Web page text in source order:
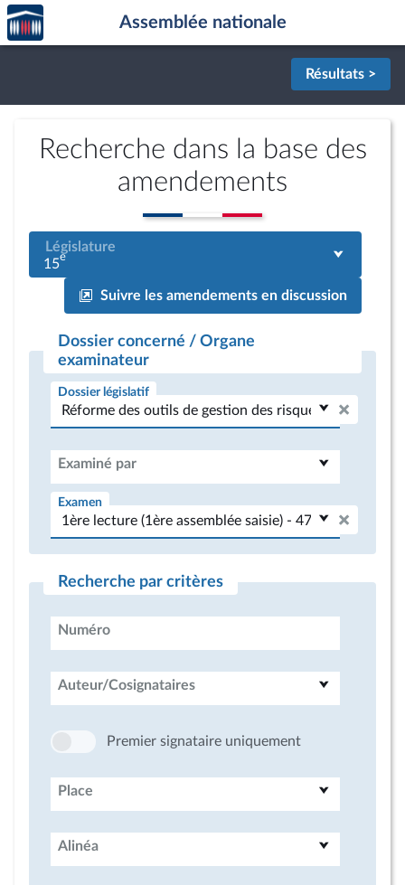
Aller au contenu
Aller en bas de la page
Accèder
à la
page
Assemblée nationale
Résultats >
Recherche dans la base des
amendements
Législature
15e
Suivre les amendements en discussion
Dossier concerné / Organe
examinateur
Dossier législatif
Examiné par
Examen
Recherche par critères
Numéro
Auteur/Cosignataires
Premier signataire uniquement
Place
Alinéa